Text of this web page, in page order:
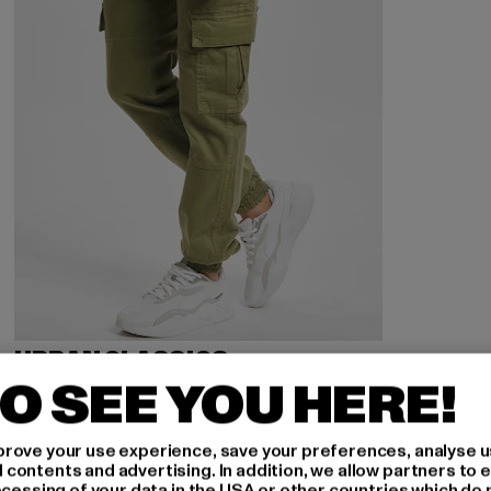
URBAN CLASSICS
Washed Cargo Twill Jogging
34,79 EUR
Derzeitiger Preis: 34,79 EUR
59,99 EUR Aktionspreis: 59,99 EUR
SEE YOU HERE!
your use experience, save your preferences, analyse
and advertising. In addition, we allow partners to